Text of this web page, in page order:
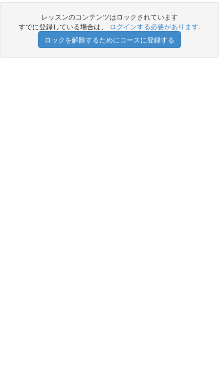
レッスンのコンテンツはロックされています
すでに登録している場合は、 ログインする必要があります.
ロックを解除するためにコースに登録する